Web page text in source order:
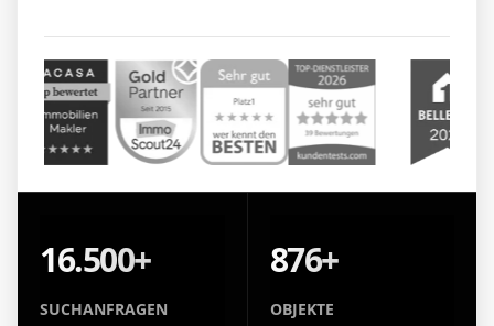
16.500+
SUCHANFRAGEN
876+
OBJEKTE